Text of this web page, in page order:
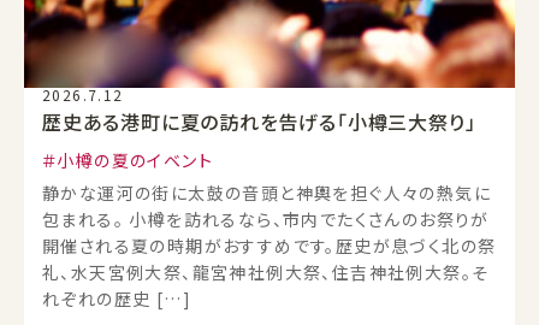
2026.7.12
歴史ある港町に夏の訪れを告げる「小樽三大祭り」
小樽の夏のイベント
静かな運河の街に太鼓の音頭と神輿を担ぐ人々の熱気に
包まれる。 小樽を訪れるなら、市内でたくさんのお祭りが
開催される夏の時期がおすすめです。歴史が息づく北の祭
礼、水天宮例大祭、龍宮神社例大祭、住吉神社例大祭。そ
れぞれの歴史 […]